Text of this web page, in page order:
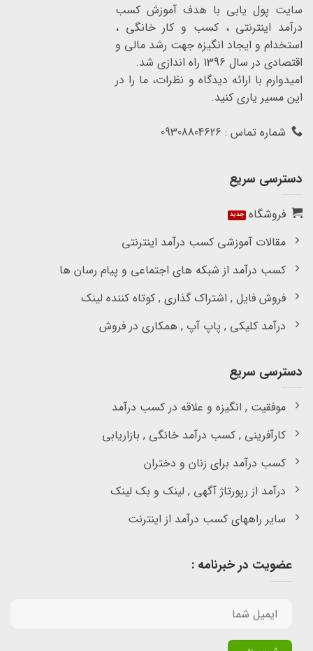
سایت پول یابی با هدف آموزش کسب
درآمد اینترنتی ، کسب و کار خانگی ،
استخدام و ایجاد انگیزه جهت رشد مالی و
اقتصادی در سال 1396 راه اندازی شد.
امیدوارم با ارائه دیدگاه و نظرات، ما را در
این مسیر یاری کنید.
شماره تماس : 09308804626
دسترسی سریع
فروشگاه
مقالات آموزشی کسب درآمد اینترنتی
کسب درآمد از شبکه های اجتماعی و پیام رسان ها
فروش فایل , اشتراک گذاری , کوتاه کننده لینک
درآمد کلیکی , پاپ آپ , همکاری در فروش
دسترسی سریع
موفقیت , انگیزه و علاقه در کسب درآمد
کارآفرینی , کسب درآمد خانگی , بازاریابی
کسب درآمد برای زنان و دختران
درآمد از رپورتاژ آگهی , لینک و بک لینک
سایر راههای کسب درآمد از اینترنت
عضویت در خبرنامه :